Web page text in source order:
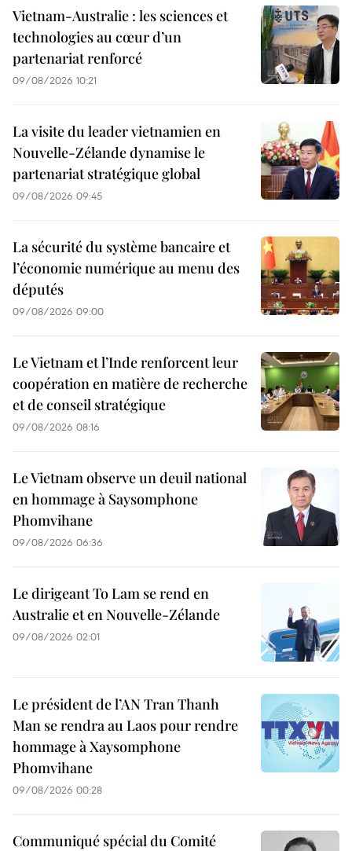
Vietnam-Australie : les sciences et
technologies au cœur d’un
partenariat renforcé
09/08/2026 10:21
La visite du leader vietnamien en
Nouvelle-Zélande dynamise le
partenariat stratégique global
09/08/2026 09:45
La sécurité du système bancaire et
l’économie numérique au menu des
députés
09/08/2026 09:00
Le Vietnam et l’Inde renforcent leur
coopération en matière de recherche
et de conseil stratégique
09/08/2026 08:16
Le Vietnam observe un deuil national
en hommage à Saysomphone
Phomvihane
09/08/2026 06:36
Le dirigeant To Lam se rend en
Australie et en Nouvelle-Zélande
09/08/2026 02:01
Le président de l’AN Tran Thanh
Man se rendra au Laos pour rendre
hommage à Xaysomphone
Phomvihane
09/08/2026 00:28
Communiqué spécial du Comité